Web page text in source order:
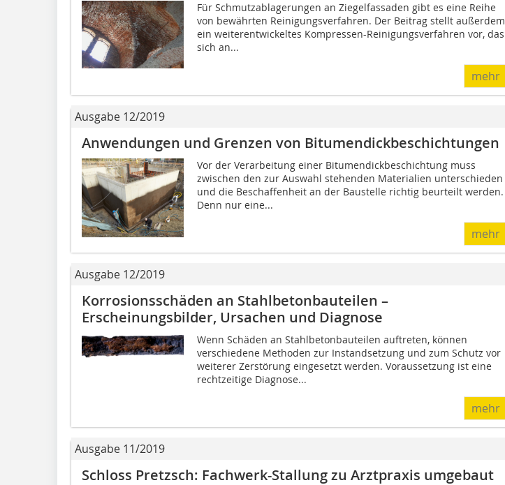
Für Schmutzablagerungen an Ziegelfassaden gibt es eine Reihe
von bewährten Reinigungsverfahren. Der Beitrag stellt außerdem
ein weiterentwickeltes Kompressen-Reinigungsverfahren vor, das
sich an...
mehr
Ausgabe 12/2019
Anwendungen und Grenzen von Bitumendickbeschichtungen
Vor der Verarbeitung einer Bitumendickbeschichtung muss
zwischen den zur Auswahl stehenden Materialien unterschieden
und die Beschaffenheit an der Baustelle richtig beurteilt werden.
Denn nur eine...
mehr
Ausgabe 12/2019
Korrosionsschäden an Stahlbetonbauteilen –
Erscheinungsbilder, Ursachen und Diagnose
Wenn Schäden an Stahlbetonbauteilen auftreten, können
verschiedene Methoden zur Instandsetzung und zum Schutz vor
weiterer Zerstörung eingesetzt werden. Voraussetzung ist eine
rechtzeitige Diagnose...
mehr
Ausgabe 11/2019
Schloss Pretzsch: Fachwerk-Stallung zu Arztpraxis umgebaut